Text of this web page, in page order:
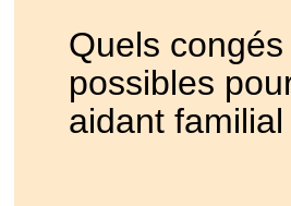
Quels congés
possibles
aidant familial